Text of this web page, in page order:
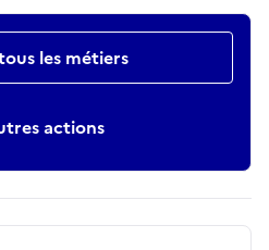
les métiers
actions